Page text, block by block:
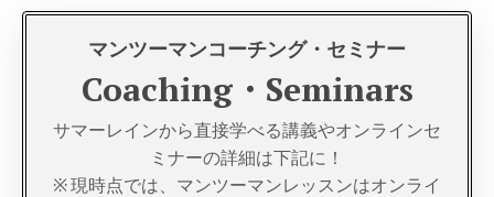
マンツーマンコーチング・セミナー
Coaching・ Seminars
サマーレインから直接学べる講義やオンラインセ
ミナーの詳細は下記に！
※ 現時点では、マンツーマンレッスンはオンライ